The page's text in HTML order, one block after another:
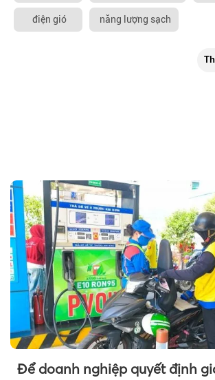
điện gió năng lượng sạch
Để doanh nghiệp quyết định